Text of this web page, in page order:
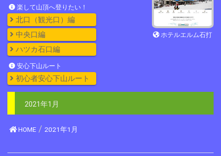
楽して山頂へ登りたい！
北口（観光口）編
中央口編
ハツカ石口編
安心下山ルート
初心者安心下山ルート
ホテルエルム石打
2021年1月
HOME 2021年1月